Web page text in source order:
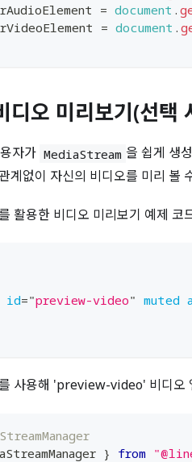
= document .
= document .
디오 미리보기(선택
자가 MediaStream 을 쉽게 생
계없이 자신의 비디오를 미리 볼
활용한 비디오 미리보기 예제 코
id="preview-video" muted
사용해 'preview-video' 비디오
} from